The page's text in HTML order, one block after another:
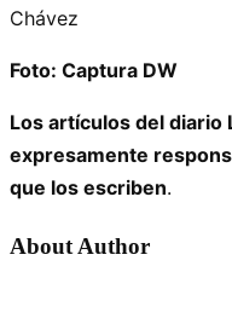
Chávez
Foto: Captura DW
Los artículos del diario
expresamente
que los escriben.
About Author